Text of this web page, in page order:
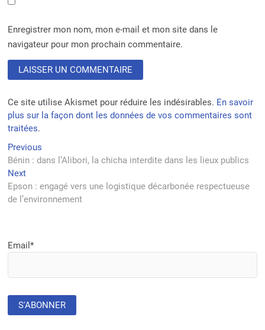
Enregistrer mon nom, mon e-mail et mon site dans le
navigateur pour mon prochain commentaire.
Ce site utilise Akismet pour réduire les indésirables. En savoir
plus sur la façon dont les données de vos commentaires sont
traitées.
Navigation
de
l’article
Previous
post:
Bénin : dans l’Alibori, la chicha interdite dans les lieux publics
NextNext
post:
Epson : engagé vers une logistique décarbonée respectueuse
de l’environnement
Email*